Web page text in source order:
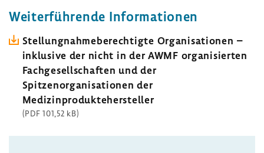
Weiterführende Informationen
Stellungnahmeberechtigte Organisationen –
inklusive der nicht in der AWMF organisierten
Fachgesellschaften und der
Spitzenorganisationen der
Medizinproduktehersteller
(PDF 101,52 kB)